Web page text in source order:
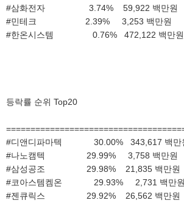
#삼화전자 3.74% 59,922 백만원
#민테크 2.39% 3,253 백만원
#한온시스템 0.76% 472,122 백만원
등락률 순위 Top20
#디앤디파마텍 30.00% 343,617 백만
#나노캠텍 29.99% 3,758 백만원
#삼성공조 29.98% 21,835 백만원
#코아스템켐온 29.93% 2,731 백만원
#젠큐릭스 29.92% 26,562 백만원